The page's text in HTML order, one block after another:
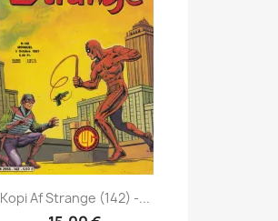
Kopi Af Strange (142) -...